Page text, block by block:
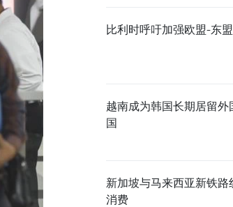
比利时呼吁加强欧盟-东
越南成为韩国长期居留外
国
新加坡与马来西亚新铁路
消费